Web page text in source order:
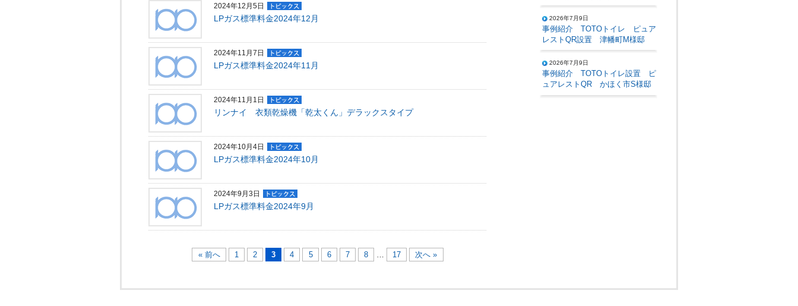
2024年12月5日
LPガス標準料金2024年12月
2024年11月7日
LPガス標準料金2024年11月
2024年11月1日
リンナイ 衣類乾燥機「乾太くん」デラックスタイプ
2024年10月4日
LPガス標準料金2024年10月
2024年9月3日
LPガス標準料金2024年9月
« 前へ 1 2 3 4 5 6 7 8 … 17 次へ »
2026年7月9日
事例紹介 TOTOトイレ ピュア
レストQR設置 津幡町M様邸
2026年7月9日
事例紹介 TOTOトイレ設置 ピ
ュアレストQR かほく市S様邸